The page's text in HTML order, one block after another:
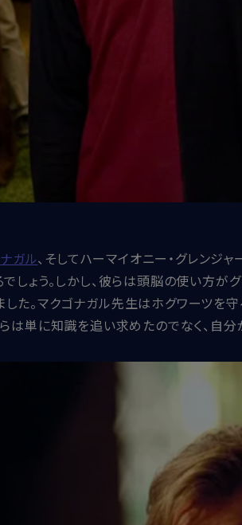
ガル、そしてハーマイオニー・グレンジ
ょう。しかし、彼らは頭脳の使い方が
。マクゴナガル先生はホグワーツを
は単に知識を追い求めたのでなく、自